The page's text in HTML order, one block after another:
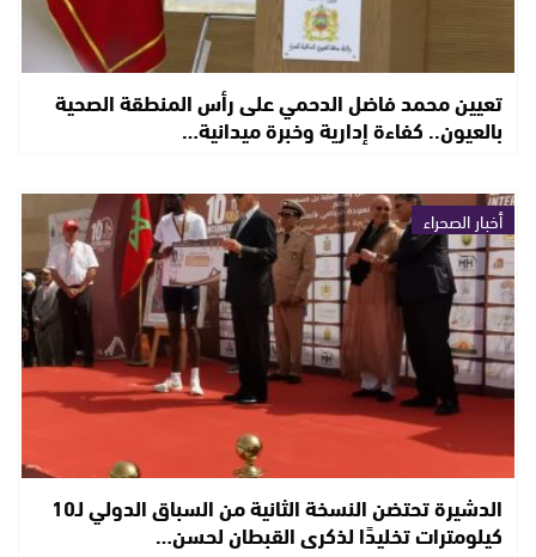
تعيين محمد فاضل الدحمي على رأس المنطقة الصحية
بالعيون.. كفاءة إدارية وخبرة ميدانية…
أخبار الصحراء
الدشيرة تحتضن النسخة الثانية من السباق الدولي لـ10
كيلومترات تخليدًا لذكرى القبطان لحسن…